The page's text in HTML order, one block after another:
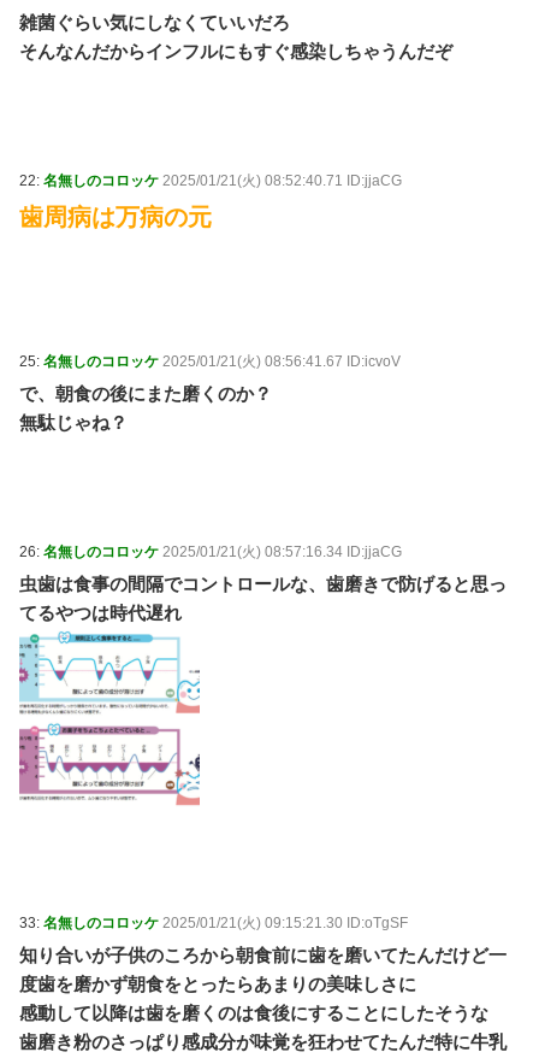
雑菌ぐらい気にしなくていいだろ
そんなんだからインフルにもすぐ感染しちゃうんだぞ
22: 名無しのコロッケ 2025/01/21(火) 08:52:40.71 ID:jjaCG
歯周病は万病の元
25: 名無しのコロッケ 2025/01/21(火) 08:56:41.67 ID:icvoV
で、朝食の後にまた磨くのか？
無駄じゃね？
26: 名無しのコロッケ 2025/01/21(火) 08:57:16.34 ID:jjaCG
虫歯は食事の間隔でコントロールな、歯磨きで防げると思っ
てるやつは時代遅れ
33: 名無しのコロッケ 2025/01/21(火) 09:15:21.30 ID:oTgSF
知り合いが子供のころから朝食前に歯を磨いてたんだけど一
度歯を磨かず朝食をとったらあまりの美味しさに
感動して以降は歯を磨くのは食後にすることにしたそうな
歯磨き粉のさっぱり感成分が味覚を狂わせてたんだ特に牛乳